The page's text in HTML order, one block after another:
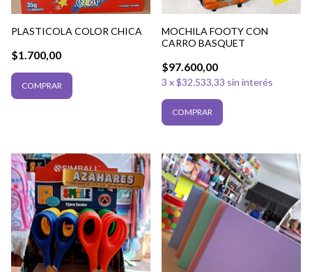
PLASTICOLA COLOR CHICA
$1.700,00
MOCHILA FOOTY CON
CARRO BASQUET
$97.600,00
3 x$32.533,33 sin interés